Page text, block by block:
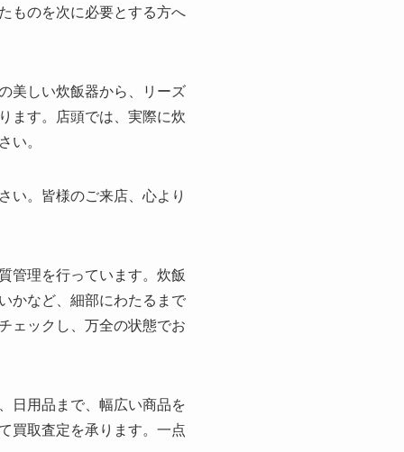
ものを次に必要とする方へ
美しい炊飯器から、リーズ
ます。店頭では、実際に炊
い。
い。皆様のご来店、心より
管理を行っています。炊飯
かなど、細部にわたるまで
ェックし、万全の状態でお
日用品まで、幅広い商品を
買取査定を承ります。一点